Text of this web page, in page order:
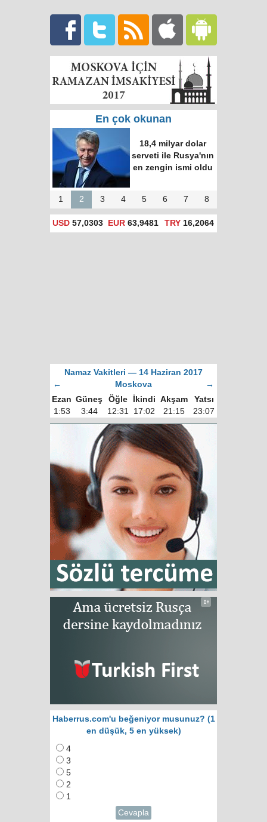
En çok okunan
18,4 milyar dolar
serveti ile Rusya'nın
en zengin ismi oldu
1 2 3 4 5 6 7 8
USD 57,0303 EUR 63,9481 TRY16,2064
Namaz Vakitleri — 14 Haziran 2017
←
Moskova
→
Ezan Güneş Öğle İkindi Akşam
Yatsı
1:53
3:44 12:31 17:02 21:15 23:07
Haberrus.com'u beğeniyor musunuz? (1
en düşük, 5 en yüksek)
4
3
5
2
1
Cevapla